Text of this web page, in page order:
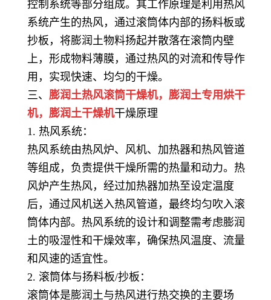
控制系统等部分组成。其工作原理是利用热风
系统产生的热风，通过滚筒体内部的扬料板或
抄板，将膨润土物料扬起并散落在滚筒内壁
上，形成物料薄膜，通过热风的对流和传导作
用，实现快速、均匀的干燥。
三、 膨润土热风滚筒干燥机，膨润土专用烘干
机， 膨润土干燥机干燥原理
1. 热风系统：
热风系统由热风炉、风机、加热器和热风管道
等组成，负责提供干燥所需的热量和动力。热
风炉产生热风，经过加热器加热至设定温度
后，通过风机送入热风管道，最终均匀吹入滚
筒体内部。热风系统的设计和调整需考虑膨润
土的吸湿性和干燥效率，确保热风温度、流量
和风速的适宜性。
2. 滚筒体与扬料板/抄板：
滚筒体是膨润土与热风进行热交换的主要场